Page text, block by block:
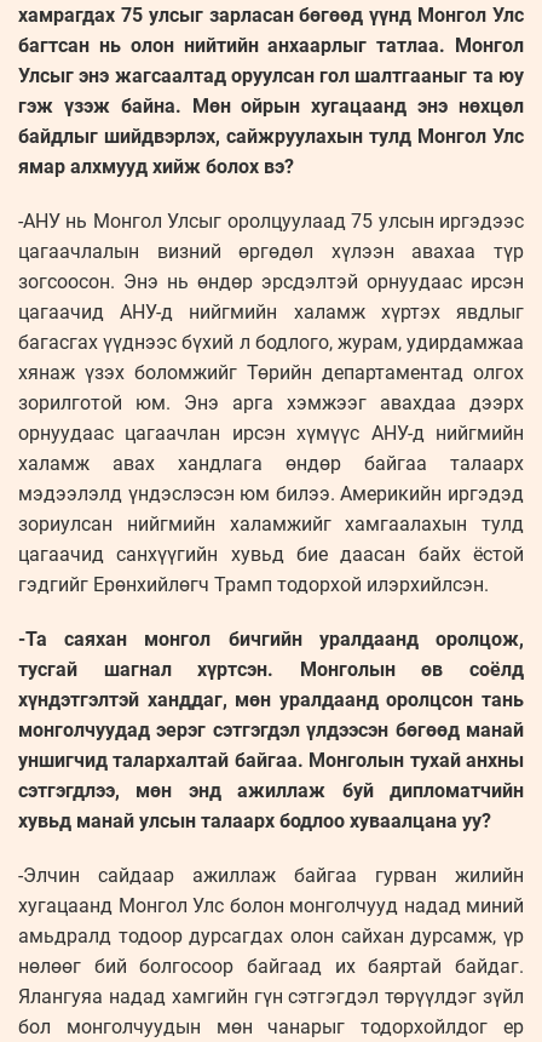
хамрагдах 75 улсыг зарласан бөгөөд үүнд Монгол Улс
багтсан нь олон нийтийн анхаарлыг татлаа. Монгол
Улсыг энэ жагсаалтад оруулсан гол шалтгааныг та юу
гэж үзэж байна. Мөн ойрын хугацаанд энэ нөхцөл
байдлыг шийдвэрлэх, сайжруулахын тулд Монгол Улс
ямар алхмууд хийж болох вэ?
-АНУ нь Монгол Улсыг оролцуулаад 75 улсын иргэдээс
цагаачлалын визний өргөдөл хүлээн авахаа түр
зогсоосон. Энэ нь өндөр эрсдэлтэй орнуудаас ирсэн
цагаачид АНУ-д нийгмийн халамж хүртэх явдлыг
багасгах үүднээс бүхий л бодлого, журам, удирдамжаа
хянаж үзэх боломжийг Төрийн департаментад олгох
зорилготой юм. Энэ арга хэмжээг авахдаа дээрх
орнуудаас цагаачлан ирсэн хүмүүс АНУ-д нийгмийн
халамж авах хандлага өндөр байгаа талаарх
мэдээлэлд үндэслэсэн юм билээ. Америкийн иргэдэд
зориулсан нийгмийн халамжийг хамгаалахын тулд
цагаачид санхүүгийн хувьд бие даасан байх ёстой
гэдгийг Ерөнхийлөгч Трамп тодорхой илэрхийлсэн.
-Та саяхан монгол бичгийн уралдаанд оролцож,
тусгай шагнал хүртсэн. Монголын өв соёлд
хүндэтгэлтэй ханддаг, мөн уралдаанд оролцсон тань
монголчуудад эерэг сэтгэгдэл үлдээсэн бөгөөд манай
уншигчид талархалтай байгаа. Монголын тухай анхны
сэтгэгдлээ, мөн энд ажиллаж буй дипломатчийн
хувьд манай улсын талаарх бодлоо хуваалцана уу?
-Элчин сайдаар ажиллаж байгаа гурван жилийн
хугацаанд Монгол Улс болон монголчууд надад миний
амьдралд тодоор дурсагдах олон сайхан дурсамж, үр
нөлөөг бий болгосоор байгаад их баяртай байдаг.
Ялангуяа надад хамгийн гүн сэтгэгдэл төрүүлдэг зүйл
бол монголчуудын мөн чанарыг тодорхойлдог ер